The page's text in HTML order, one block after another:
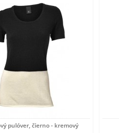
pulóver, čierno - kremový